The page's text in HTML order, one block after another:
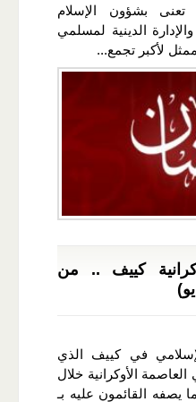
بشؤون الإسلام
الدينية لمسلمي
لأكبر تجمع...
كييف .. من
في كييف الذي
الأوكرانية خلال
يصفه القائمون عليه بـ